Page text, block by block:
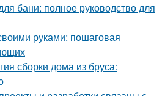
бани: полное руководство для
руками: пошаговая
сборки дома из бруса: